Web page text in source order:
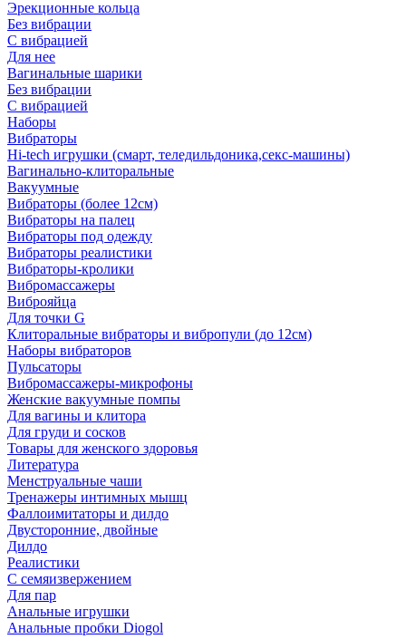
Эрекционные кольца
Без вибрации
С вибрацией
Для нее
Вагинальные шарики
Без вибрации
С вибрацией
Наборы
Вибраторы
Hi-tech игрушки (смарт, теледильдоника,секс-машины)
Вагинально-клиторальные
Вакуумные
Вибраторы (более 12см)
Вибраторы на палец
Вибраторы под одежду
Вибраторы реалистики
Вибраторы-кролики
Вибромассажеры
Виброяйца
Для точки G
Клиторальные вибраторы и вибропули (до 12см)
Наборы вибраторов
Пульсаторы
Вибромассажеры-микрофоны
Женские вакуумные помпы
Для вагины и клитора
Для груди и сосков
Товары для женского здоровья
Литература
Менструальные чаши
Тренажеры интимных мышц
Фаллоимитаторы и дилдо
Двусторонние, двойные
Дилдо
Реалистики
С семяизвержением
Для пар
Анальные игрушки
Анальные пробки Diogol